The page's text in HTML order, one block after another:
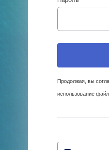
Продолжая, вы
использование